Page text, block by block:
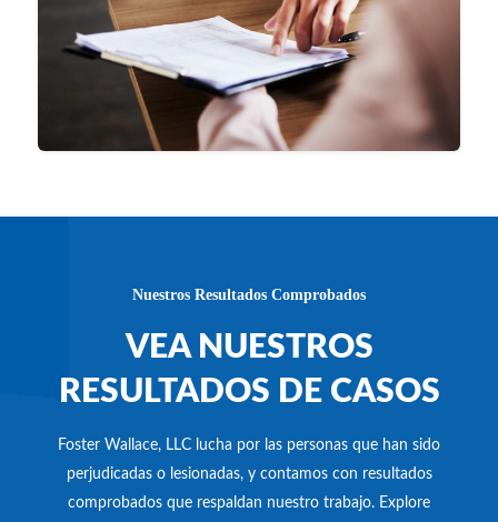
Nuestros Resultados Comprobados
VEA NUESTROS
RESULTADOS DE CASOS
Foster Wallace, LLC lucha por las personas que han sido
perjudicadas o lesionadas, y contamos con resultados
comprobados que respaldan nuestro trabajo. Explore